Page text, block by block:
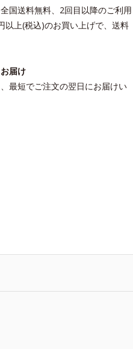
国送料無料、2回目以降のご利用
以上(税込)のお買い上げで、送料
届け
最短でご注文の翌日にお届けい